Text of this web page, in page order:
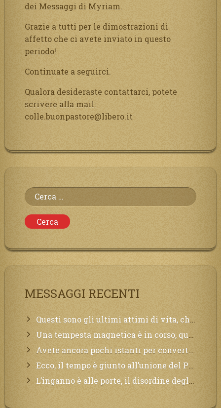
dei Messaggi di Myriam.
Grazie a tutti per le dimostrazioni di
affetto che ci avete inviato in questo
periodo!
Continuate a seguirci.
Qualora desideraste contattarci, potete
scrivere alla mail:
colle.buonpastore@libero.it
Ricerca
per:
MESSAGGI RECENTI
Questi sono gli ultimi attimi di vita, chi si vuole salvare Mi chiami in suo aiuto.
Una tempesta magnetica è in corso, questa generazione patirà. Il black out non tarderà ad arrivare e tutta la Terra sarà oscurata.
Avete ancora pochi istanti per convertirvi, non perdete tempo, la sciagura arriverà all’improvviso e per chi non si sarà preparato saranno dolori.
Ecco, il tempo è giunto all’unione del Padre con il figlio, non avete che da attendere pochissimo.
L’inganno è alle porte, il disordine degli ordinati urlerà perdono, ma sarà troppo tardi, il tradimento è stato grande!